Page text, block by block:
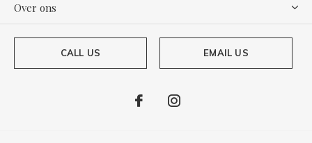
Over ons
CALL US EMAIL US